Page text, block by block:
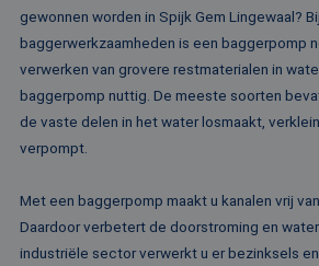
gewonnen worden in Spijk Gem Lingewaal? Bij
baggerwerkzaamheden is een baggerpomp
verwerken van grovere restmaterialen in
baggerpomp nuttig. De meeste soorten
de vaste delen in het water losmaakt,
verpompt.
Met een baggerpomp maakt u kanalen vrij
Daardoor verbetert de doorstroming en
industriële sector verwerkt u er bezinksels